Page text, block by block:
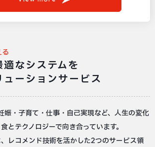
なシステムを
ューションサービス
娠・子育て・仕事・自己実現など、人生の変化
とテクノロジーで向き合っています。
レコメンド技術を活かした2つのサービス領